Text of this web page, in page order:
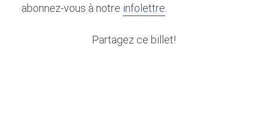
abonnez-vous à notre infolettre
Partagez ce billet!